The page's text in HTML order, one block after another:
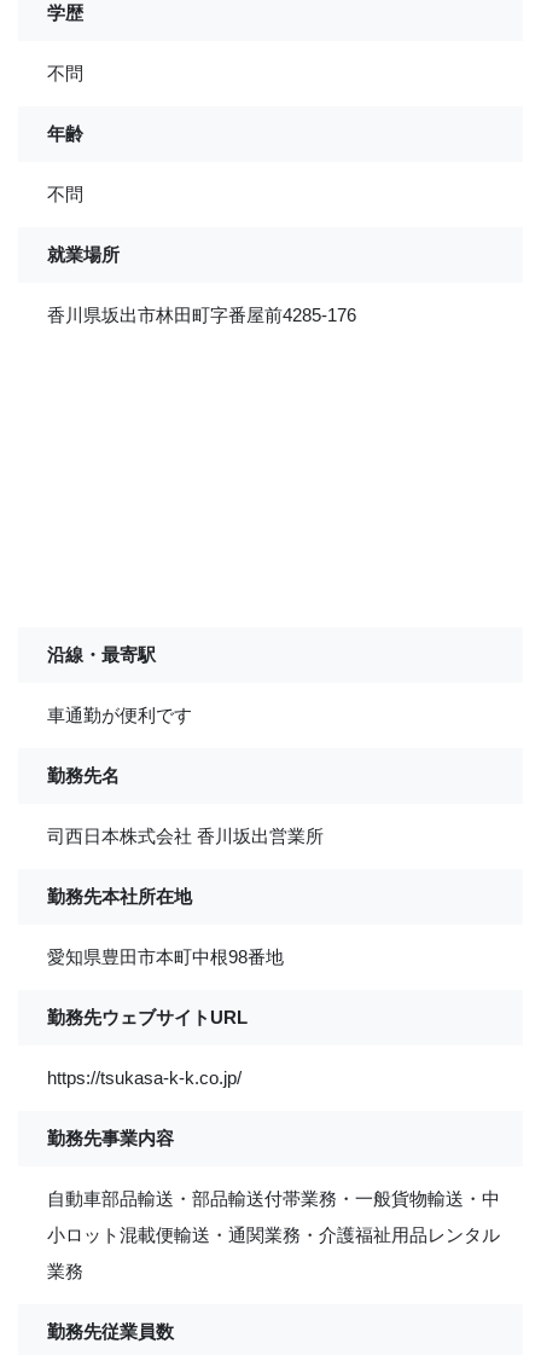
学歴
不問
年齢
不問
就業場所
香川県坂出市林田町字番屋前4285-176
沿線・最寄駅
車通勤が便利です
勤務先名
司西日本株式会社 香川坂出営業所
勤務先本社所在地
愛知県豊田市本町中根98番地
勤務先ウェブサイトURL
https://tsukasa-k-k.co.jp/
勤務先事業内容
自動車部品輸送・部品輸送付帯業務・一般貨物輸送・中
小ロット混載便輸送・通関業務・介護福祉用品レンタル
業務
勤務先従業員数